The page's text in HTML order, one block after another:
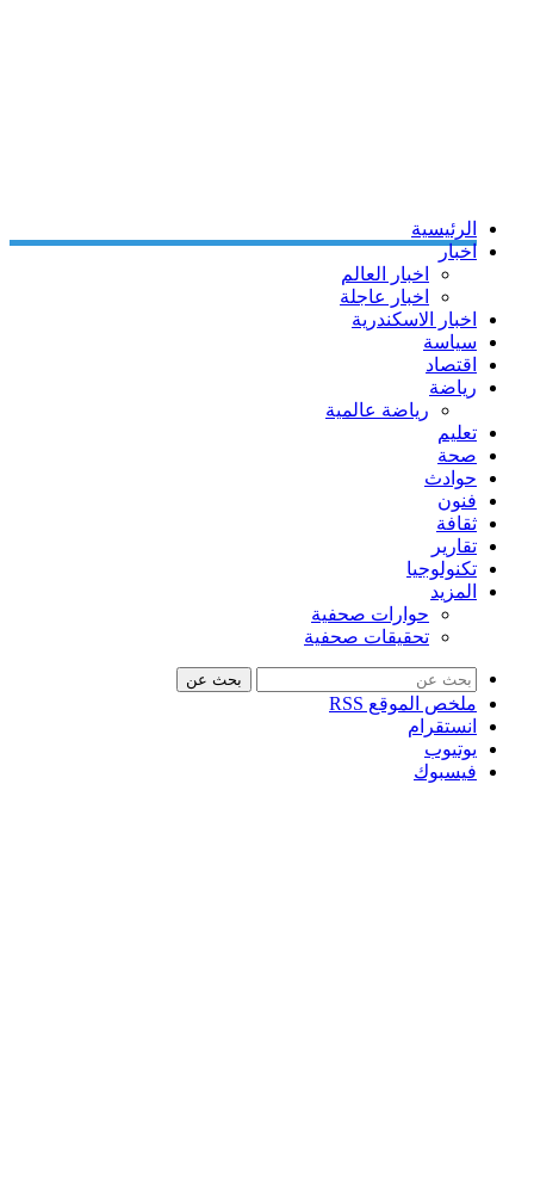
الرئيسية
اخبار
اخبار العالم
اخبار عاجلة
اخبار الاسكندرية
سياسة
اقتصاد
رياضة
رياضة عالمية
تعليم
صحة
حوادث
فنون
ثقافة
تقارير
تكنولوجيا
المزيد
حوارات صحفية
تحقيقات صحفية
بحث عن
ملخص الموقع RSS
انستقرام
يوتيوب
فيسبوك